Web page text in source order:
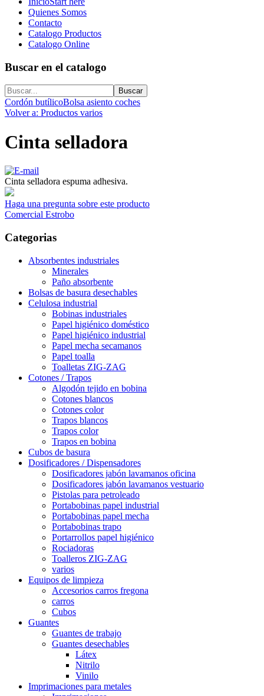
Quienes Somos
Contacto
Catalogo Productos
Catalogo Online
Buscar en el catalogo
Cordón butílicoBolsa asiento coches
Volver a: Productos varios
Cinta selladora
Cinta selladora espuma adhesiva.
Haga una pregunta sobre este producto
Comercial Estrobo
Categorias
Absorbentes industriales
Minerales
Paño absorbente
Bolsas de basura desechables
Celulosa industrial
Bobinas industriales
Papel higiénico doméstico
Papel higiénico industrial
Papel mecha secamanos
Papel toalla
Toalletas ZIG-ZAG
Cotones / Trapos
Algodón tejido en bobina
Cotones blancos
Cotones color
Trapos blancos
Trapos color
Trapos en bobina
Cubos de basura
Dosificadores / Dispensadores
Dosificadores jabón lavamanos oficina
Dosificadores jabón lavamanos vestuario
Pistolas para petroleado
Portabobinas papel industrial
Portabobinas papel mecha
Portabobinas trapo
Portarrollos papel higiénico
Rociadoras
Toalleros ZIG-ZAG
varios
Equipos de limpieza
Accesorios carros fregona
carros
Cubos
Guantes
Guantes de trabajo
Guantes desechables
Látex
Nitrilo
Vinilo
Imprimaciones para metales